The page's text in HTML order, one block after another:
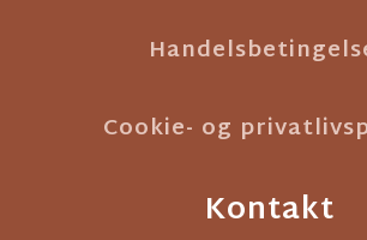
Cookie- og
Kontakt